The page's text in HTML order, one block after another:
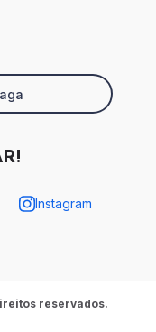
Instagram
reservados.